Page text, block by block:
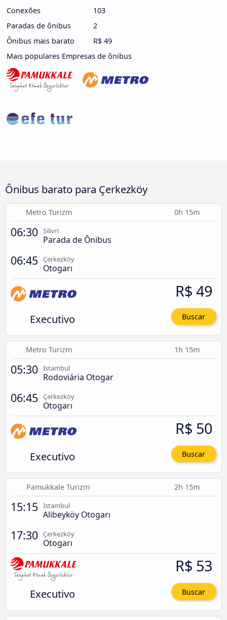
Conexões
103
Paradas de ônibus
2
Ônibus mais barato
R$ 49
Mais populares Empresas de ônibus
Ônibus barato para Çerkezköy
Metro Turizm 0h 15m
06:30 Silivri
Parada de Ônibus
06:45 Çerkezköy
Otogarı
Executivo
R$ 49
Buscar
Metro Turizm 1h 15m
05:30 Istambul
Rodoviária Otogar
06:45 Çerkezköy
Otogarı
Executivo
R$ 50
Buscar
Pamukkale Turizm 2h 15m
15:15 Istambul
Alibeyköy Otogarı
17:30 Çerkezköy
Otogarı
Executivo
R$ 53
Buscar